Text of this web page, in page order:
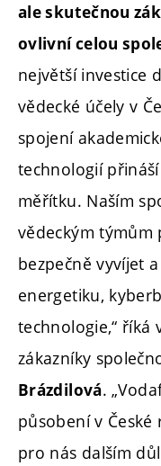
ale skutečnou
ovlivní celou
největší investice
vědecké účely v
spojení
technologií
měřítku. Naším
vědeckým
bezpečně vyvíjet
energetiku,
technologie,“ říká
zákazníky
Brázdilová.
působení v
pro nás dalším